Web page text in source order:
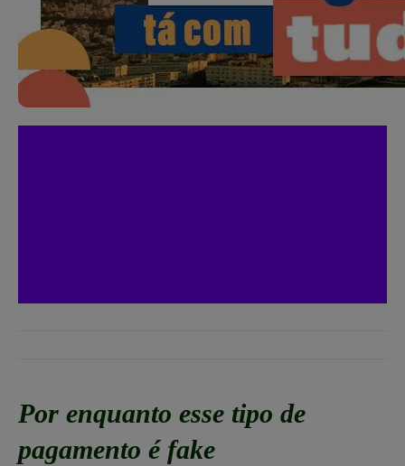
Por enquanto esse tipo de
pagamento é fake